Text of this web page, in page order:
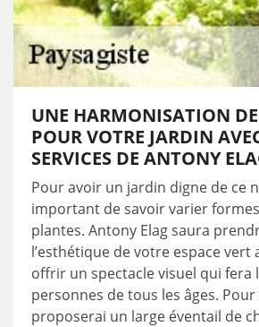
UNE HARMONISATION
POUR VOTRE JARDIN
SERVICES DE ANTONY
Pour avoir un jardin digne de ce
important de savoir varier
plantes. Antony Elag saura
l’esthétique de votre espace vert
offrir un spectacle visuel qui fera
personnes de tous les âges. Pour
proposerai un large éventail de